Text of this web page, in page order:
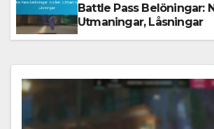
Battle Pass Belöningar:
Utmaningar, Låsningar